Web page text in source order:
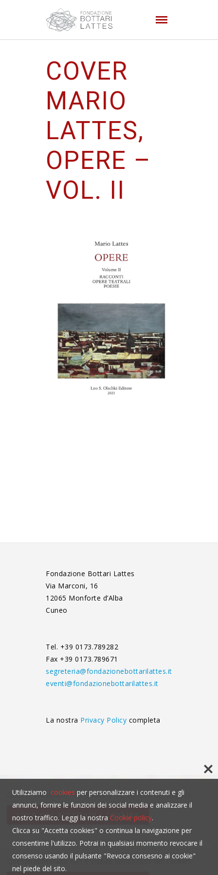
COVER
MARIO
LATTES,
OPERE –
VOL. II
Fondazione Bottari Lattes
Via Marconi, 16
12065 Monforte d’Alba
Cuneo
Tel. +39 0173.789282
Fax +39 0173.789671
segreteria@fondazionebottarilattes.it
eventi@fondazionebottarilattes.it
La nostra Privacy Policy completa
Questo contenuto non è visibile senza l'uso dei cookies.
click per accettare i cookies
Questo contenuto non è visibile senza l'uso dei cookies.
Utilizziamo cookies per personalizzare i contenuti e gli
annunci, fornire le funzioni dei social media e analizzare il
nostro traffico. Leggi la nostra Cookie policy.
Clicca su "Accetta cookies" o continua la navigazione per
consentirne l'utilizzo. Potrai in qualsiasi momento revocare il
consenso usando il pulsante "Revoca consesno ai cookie"
nel piede del sito.